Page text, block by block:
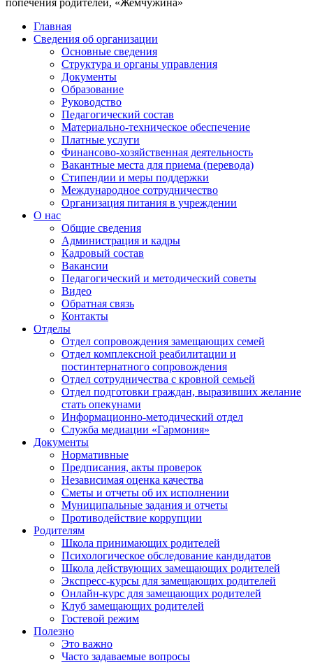
попечения родителей, «Жемчужина»
Главная
Сведения об организации
Основные сведения
Структура и органы управления
Документы
Образование
Руководство
Педагогический состав
Материально-техническое обеспечение
Платные услуги
Финансово-хозяйственная деятельность
Вакантные места для приема (перевода)
Стипендии и меры поддержки
Международное сотрудничество
Организация питания в учреждении
О нас
Общие сведения
Администрация и кадры
Кадровый состав
Вакансии
Педагогический и методический советы
Видео
Обратная связь
Контакты
Отделы
Отдел сопровождения замещающих семей
Отдел комплексной реабилитации и
постинтернатного сопровождения
Отдел сотрудничества с кровной семьей
Отдел подготовки граждан, выразивших желание
стать опекунами
Информационно-методический отдел
Служба медиации «Гармония»
Документы
Нормативные
Предписания, акты проверок
Независимая оценка качества
Сметы и отчеты об их исполнении
Муниципальные задания и отчеты
Противодействие коррупции
Родителям
Школа принимающих родителей
Психологическое обследование кандидатов
Школа действующих замещающих родителей
Экспресс-курсы для замещающих родителей
Онлайн-курс для замещающих родителей
Клуб замещающих родителей
Гостевой режим
Полезно
Это важно
Часто задаваемые вопросы